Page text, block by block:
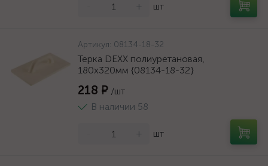
+ шт
Артикул: 08134-18-32
Терка DEXX полиуретановая,
180x320мм {08134-18-32}
218 ₽ /шт
В наличии 58
+ шт